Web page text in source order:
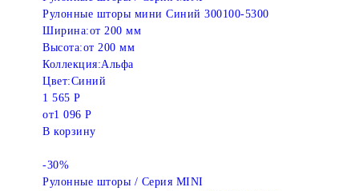
Рулонные шторы мини Синий 300100-5300
Ширина:от 200 мм
Высота:от 200 мм
Коллекция:Альфа
Цвет:Синий
1 565 Р
от1 096 Р
В корзину
-30%
Рулонные шторы / Серия MINI